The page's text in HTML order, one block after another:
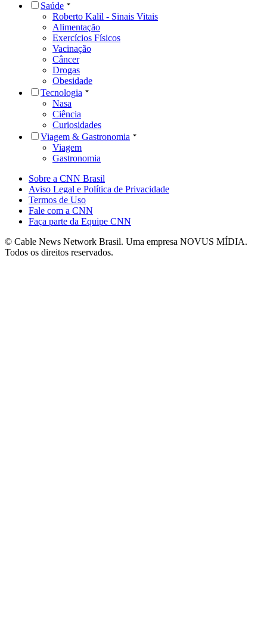
Saúde
Roberto Kalil - Sinais Vitais
Alimentação
Exercícios Físicos
Vacinação
Câncer
Drogas
Obesidade
Tecnologia
Nasa
Ciência
Curiosidades
Viagem & Gastronomia
Viagem
Gastronomia
Sobre a CNN Brasil
Aviso Legal e Política de Privacidade
Termos de Uso
Fale com a CNN
Faça parte da Equipe CNN
© Cable News Network Brasil. Uma empresa NOVUS MÍDIA.
Todos os direitos reservados.